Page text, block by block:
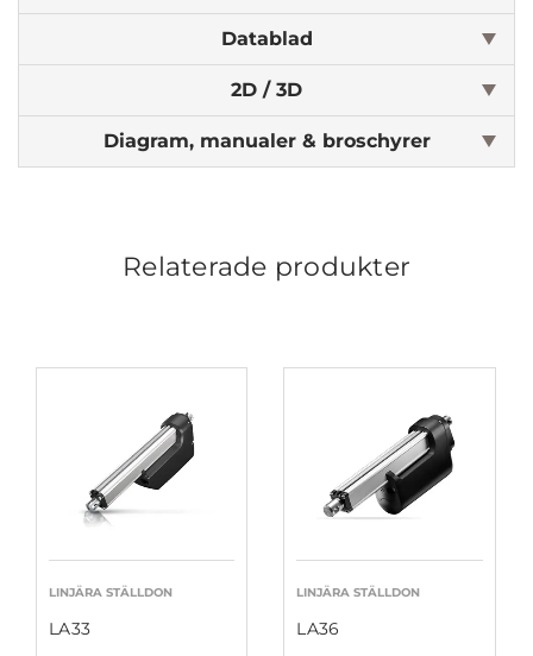
Datablad
2D / 3D
Diagram, manualer & broschyrer
Relaterade produkter
LINJÄRA STÄLLDON
LA33
LINJÄRA STÄLLDON
LA36